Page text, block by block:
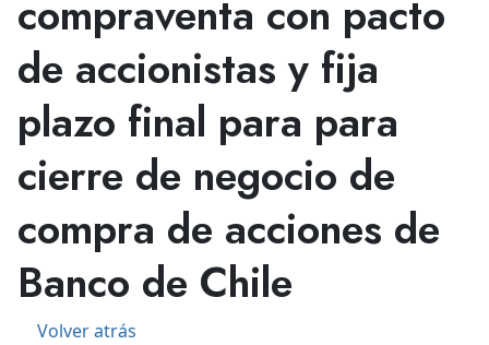
compraventa con pacto
de accionistas y fija
plazo final para para
cierre de negocio de
compra de acciones de
Banco de Chile
Volver atrás